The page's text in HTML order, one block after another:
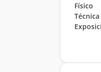
Físico
Técnica